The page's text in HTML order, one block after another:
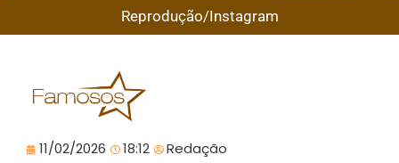
Reprodução/Instagram
11/02/2026 18:12 Redação